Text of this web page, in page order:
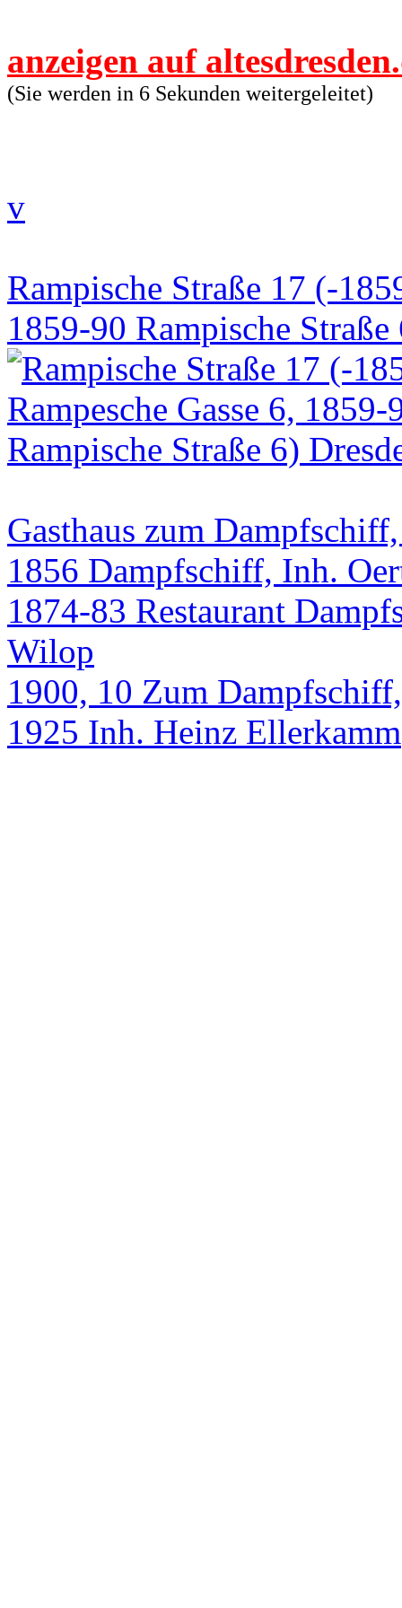
anzeigen auf
(Sie werden in 6 Sekunden weitergeleitet)
v
Rampische Straße 17 (-
1859-90 Rampische Straße
Gasthaus zum
1856 Dampfschiff, Inh.
1874-83 Restaurant
Wilop
1900, 10 Zum
1925 Inh. Heinz Ellerkamm